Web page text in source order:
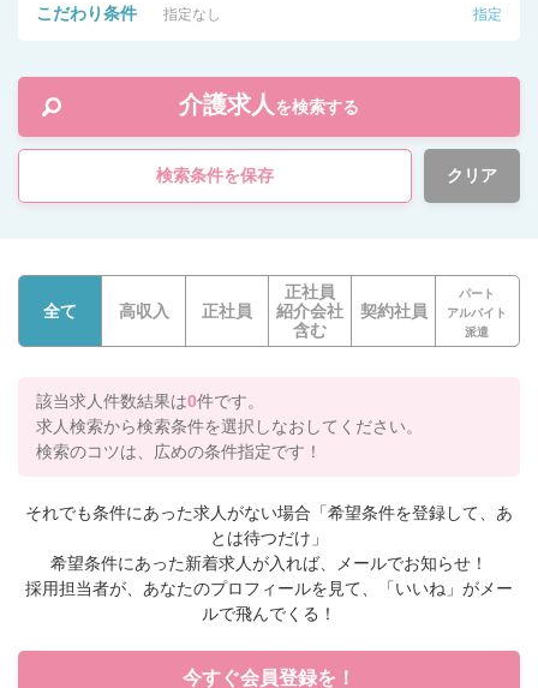
こだわり条件 指定なし 指定
介護求人 を検索する
検索条件を保存 クリア
全て 高収入 正社員
正社員
紹介会社
含む
契約社員
パート
アルバイト
派遣
該当求人件数結果は0件です。
求人検索から検索条件を選択しなおしてください。
検索のコツは、広めの条件指定です！
それでも条件にあった求人がない場合「希望条件を登録して、あ
とは待つだけ」
希望条件にあった新着求人が入れば、メールでお知らせ！
採用担当者が、あなたのプロフィールを見て、「いいね」がメー
ルで飛んでくる！
今すぐ会員登録を！